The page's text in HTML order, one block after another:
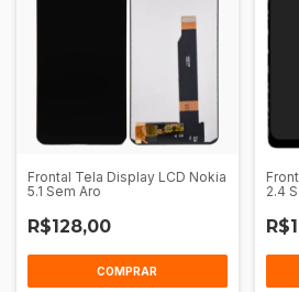
Frontal Tela Display LCD Nokia
5.1 Sem Aro
R$128,00
COMPRAR
2.4